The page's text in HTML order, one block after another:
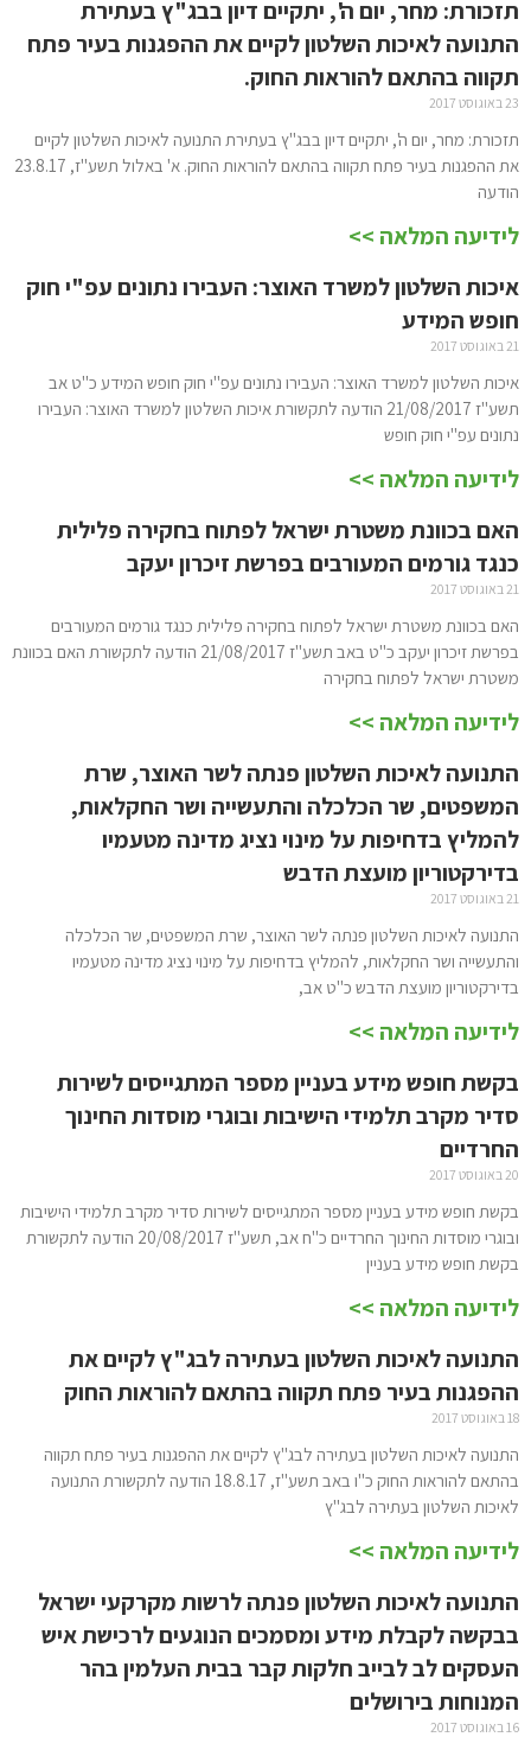
תזכורת: מחר, יום ה', יתקיים דיון בבג"ץ בעתירת
התנועה לאיכות השלטון לקיים את ההפגנות בעיר פתח
תקווה בהתאם להוראות החוק.
23 באוגוסט 2017
תזכורת: מחר, יום ה', יתקיים דיון בבג"ץ בעתירת התנועה לאיכות השלטון לקיים
את ההפגנות בעיר פתח תקווה בהתאם להוראות החוק. א' באלול תשע"ז, 23.8.17
הודעה
לידיעה המלאה >>
איכות השלטון למשרד האוצר: העבירו נתונים עפ"י חוק
חופש המידע
21 באוגוסט 2017
איכות השלטון למשרד האוצר: העבירו נתונים עפ"י חוק חופש המידע כ"ט אב
תשע"ז 21/08/2017 הודעה לתקשורת איכות השלטון למשרד האוצר: העבירו
נתונים עפ"י חוק חופש
לידיעה המלאה >>
האם בכוונת משטרת ישראל לפתוח בחקירה פלילית
כנגד גורמים המעורבים בפרשת זיכרון יעקב
21 באוגוסט 2017
האם בכוונת משטרת ישראל לפתוח בחקירה פלילית כנגד גורמים המעורבים
בפרשת זיכרון יעקב כ"ט באב תשע"ז 21/08/2017 הודעה לתקשורת האם בכוונת
משטרת ישראל לפתוח בחקירה
לידיעה המלאה >>
התנועה לאיכות השלטון פנתה לשר האוצר, שרת
המשפטים, שר הכלכלה והתעשייה ושר החקלאות,
להמליץ בדחיפות על מינוי נציג מדינה מטעמיו
בדירקטוריון מועצת הדבש
21 באוגוסט 2017
התנועה לאיכות השלטון פנתה לשר האוצר, שרת המשפטים, שר הכלכלה
והתעשייה ושר החקלאות, להמליץ בדחיפות על מינוי נציג מדינה מטעמיו
בדירקטוריון מועצת הדבש כ"ט אב,
לידיעה המלאה >>
בקשת חופש מידע בעניין מספר המתגייסים לשירות
סדיר מקרב תלמידי הישיבות ובוגרי מוסדות החינוך
החרדיים
20 באוגוסט 2017
בקשת חופש מידע בעניין מספר המתגייסים לשירות סדיר מקרב תלמידי הישיבות
ובוגרי מוסדות החינוך החרדיים כ"ח אב, תשע"ז 20/08/2017 הודעה לתקשורת
בקשת חופש מידע בעניין
לידיעה המלאה >>
התנועה לאיכות השלטון בעתירה לבג"ץ לקיים את
ההפגנות בעיר פתח תקווה בהתאם להוראות החוק
18 באוגוסט 2017
התנועה לאיכות השלטון בעתירה לבג"ץ לקיים את ההפגנות בעיר פתח תקווה
בהתאם להוראות החוק כ"ו באב תשע"ז, 18.8.17 הודעה לתקשורת התנועה
לאיכות השלטון בעתירה לבג"ץ
לידיעה המלאה >>
התנועה לאיכות השלטון פנתה לרשות מקרקעי ישראל
בבקשה לקבלת מידע ומסמכים הנוגעים לרכישת איש
העסקים לב לבייב חלקות קבר בבית העלמין בהר
המנוחות בירושלים
16 באוגוסט 2017